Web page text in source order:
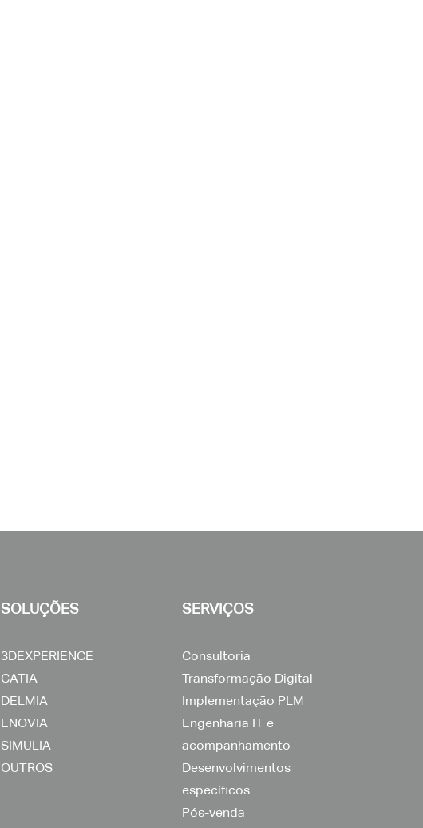
SOLUÇÕES
3DEXPERIENCE
CATIA
DELMIA
ENOVIA
SIMULIA
OUTROS
SERVIÇOS
Consultoria
Transformação Digital
Implementação PLM
Engenharia IT e
acompanhamento
Desenvolvimentos
específicos
Pós-venda